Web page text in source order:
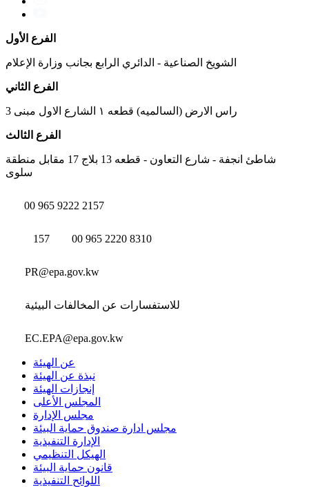
الفرع الأول
الشويخ الصناعية - الدائري الرابع بجانب وزارة الإعلام
الفرع الثاني
راس الارض (السالميه) قطعه ١ الشارع الاول مبنى 3
الفرع الثالث
شاطئ انجفة - شارع التعاون - قطعه 13 بلاج 17 مقابل منطقة
سلوى
00 965 9222 2157
157 00 965 2220 8310
PR@epa.gov.kw
للاستفسارات عن المخالفات البيئية
EC.EPA@epa.gov.kw
عن الهيئة
نبذة عن الهيئة
إنجازات الهيئة
المجلس الأعلى
مجلس الإدارة
مجلس ادارة صندوق حماية البيئة
الإدارة التنفيذية
الهيكل التنظيمي
قانون حماية البيئة
اللوائح التنفيذية